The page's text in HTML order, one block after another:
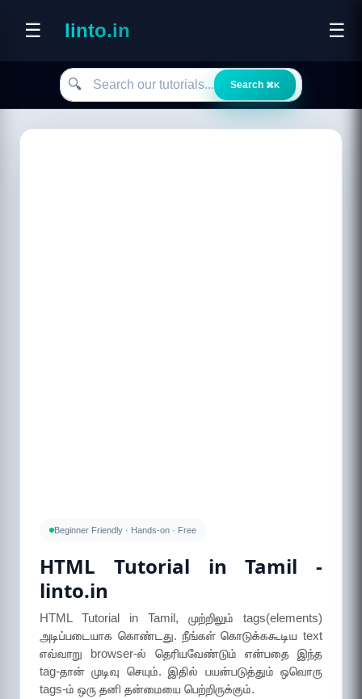
☰ linto.in ☰
Search our tutorials
🔍 Search ⌘K
Beginner Friendly · Hands-on · Free
HTML Tutorial in Tamil -
linto.in
HTML Tutorial in Tamil, முற்றிலும் tags(elements)
அடிப்படையாக கொண்டது. நீங்கள் கொடுக்ககூடிய text
எவ்வாறு browser-ல் தெரியவேண்டும் என்பதை இந்த
tag-தான் முடிவு செயும். இதில் பயன்படுத்தும் ஒவொரு
tags-ம் ஒரு தனி தன்மையை பெற்றிருக்கும்.